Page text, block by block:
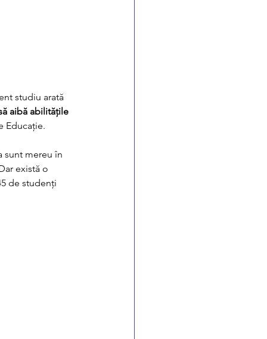
studiu arată
aibă abilitățile
Educație.
sunt mereu în
există o
de studenți